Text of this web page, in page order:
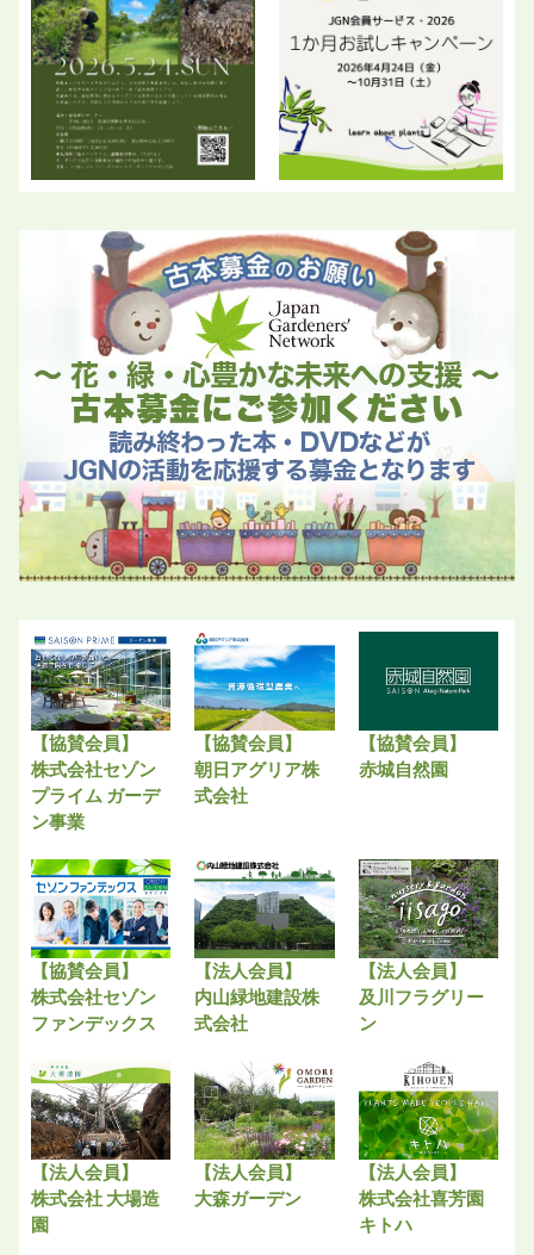
【協賛会員】
株式会社セゾン
プライム ガーデ
ン事業
【協賛会員】
朝日アグリア株
式会社
【協賛会員】
赤城自然園
【協賛会員】
株式会社セゾン
ファンデックス
【法人会員】
内山緑地建設株
式会社
【法人会員】
及川フラグリー
ン
【法人会員】
株式会社 大場造
園
【法人会員】
大森ガーデン
【法人会員】
株式会社喜芳園
キトハ